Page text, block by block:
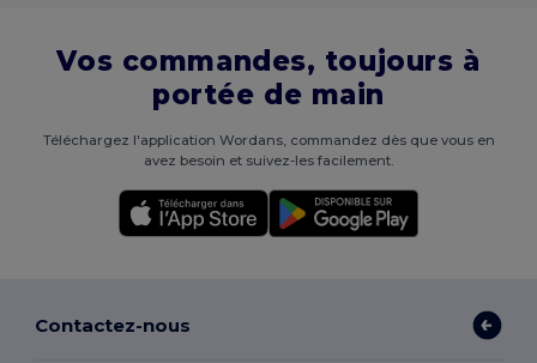
Vos commandes, toujours à
portée de main
Téléchargez l'application Wordans, commandez dès que vous en
avez besoin et suivez-les facilement.
Contactez-nous